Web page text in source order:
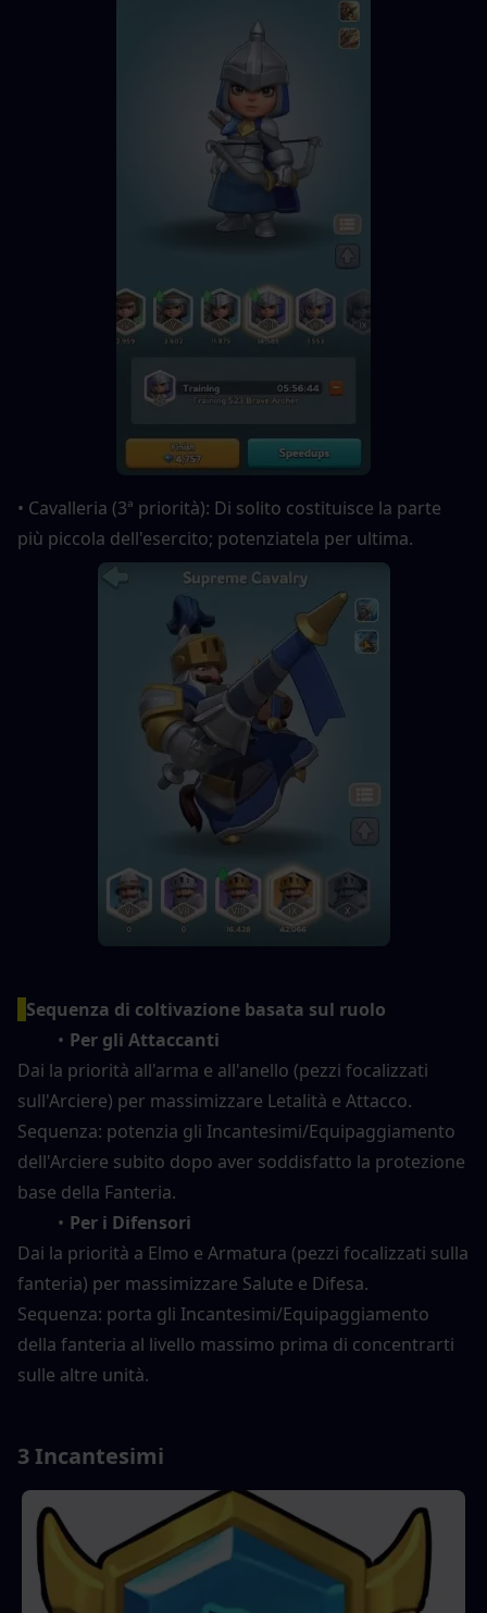
• Cavalleria (3ª priorità): Di solito costituisce la parte
più piccola dell'esercito; potenziatela per ultima.
Sequenza di coltivazione basata sul ruolo
Per gli Attaccanti
Dai la priorità all'arma e all'anello (pezzi focalizzati
sull'Arciere) per massimizzare Letalità e Attacco.
Sequenza: potenzia gli Incantesimi/Equipaggiamento
dell'Arciere subito dopo aver soddisfatto la protezione
base della Fanteria.
Per i Difensori
Dai la priorità a Elmo e Armatura (pezzi focalizzati sulla
fanteria) per massimizzare Salute e Difesa.
Sequenza: porta gli Incantesimi/Equipaggiamento
della fanteria al livello massimo prima di concentrarti
sulle altre unità.
3 Incantesimi